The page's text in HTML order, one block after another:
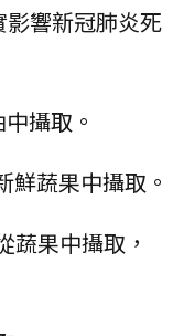
響新冠肺炎死
攝取。
鮮蔬果中攝取。
果中攝取，